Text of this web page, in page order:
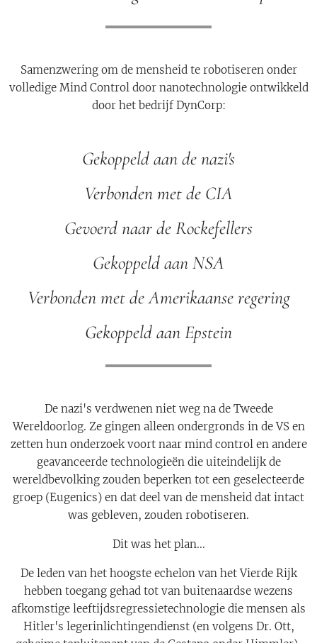
Samenzwering om de mensheid te robotiseren onder
volledige Mind Control door nanotechnologie ontwikkeld
door het bedrijf DynCorp:
Gekoppeld aan de nazi's
Verbonden met de CIA
Gevoerd naar de Rockefellers
Gekoppeld aan NSA
Verbonden met de Amerikaanse regering
Gekoppeld aan Epstein
De nazi's verdwenen niet weg na de Tweede
Wereldoorlog. Ze gingen alleen ondergronds in de VS en
zetten hun onderzoek voort naar mind control en andere
geavanceerde technologieën die uiteindelijk de
wereldbevolking zouden beperken tot een geselecteerde
groep (Eugenics) en dat deel van de mensheid dat intact
was gebleven, zouden robotiseren.
Dit was het plan...
De leden van het hoogste echelon van het Vierde Rijk
hebben toegang gehad tot van buitenaardse wezens
afkomstige leeftijdsregressietechnologie die mensen als
Hitler's legerinlichtingendienst (en volgens Dr. Ott,